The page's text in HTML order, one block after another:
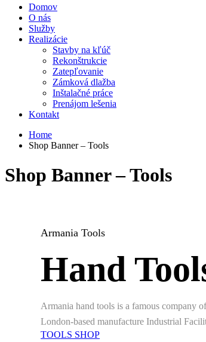
Domov
O nás
Služby
Realizácie
Stavby na kľúč
Rekonštrukcie
Zatepľovanie
Zámková dlažba
Inštalačné práce
Prenájom lešenia
Kontakt
Home
Shop Banner – Tools
Shop Banner – Tools
Armania Tools
Hand
Armania hand tools is a famous company
London-based manufacture Industrial
TOOLS SHOP